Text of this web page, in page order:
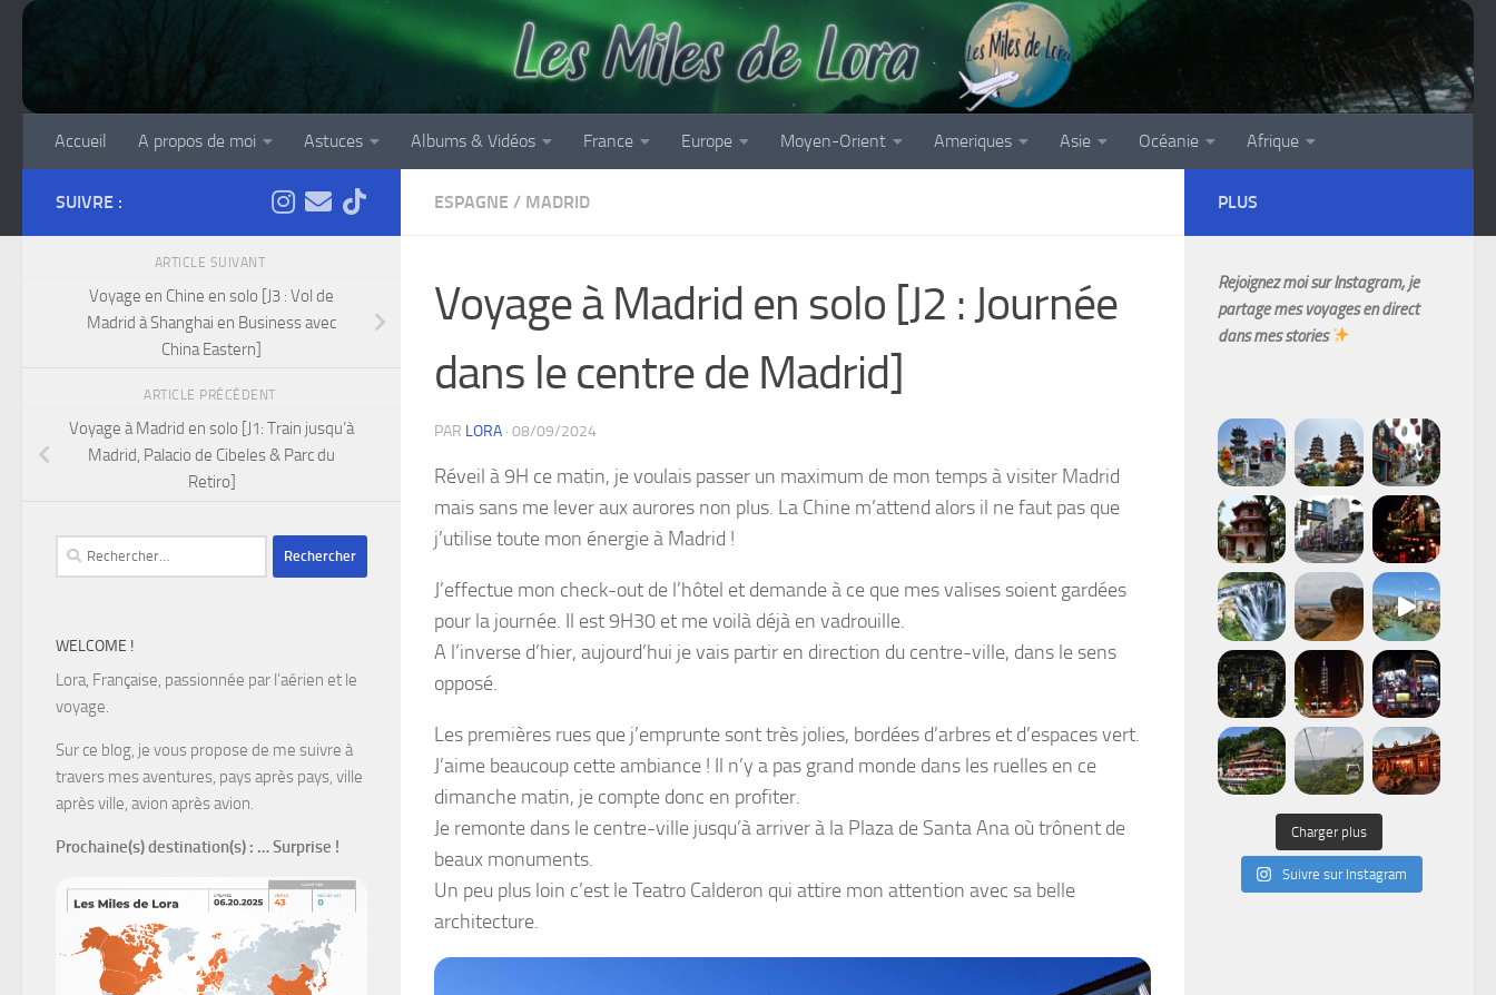
Accueil A propos de moi Astuces Albums & Vidéos France Europe Moyen-Orient Ameriques Asie Océanie Afrique
ESPAGNE / MADRID
Voyage à Madrid en solo [J2 : Journée
dans le centre de Madrid]
PAR LORA · 08/09/2024
Réveil à 9H ce matin, je voulais passer un maximum de mon temps à visiter Madrid
mais sans me lever aux aurores non plus. La Chine m’attend alors il ne faut pas que
j’utilise toute mon énergie à Madrid !
J’effectue mon check-out de l’hôtel et demande à ce que mes valises soient gardées
pour la journée. Il est 9H30 et me voilà déjà en vadrouille.
A l’inverse d’hier, aujourd’hui je vais partir en direction du centre-ville, dans le sens
opposé.
Les premières rues que j’emprunte sont très jolies, bordées d’arbres et d’espaces vert.
J’aime beaucoup cette ambiance ! Il n’y a pas grand monde dans les ruelles en ce
dimanche matin, je compte donc en profiter.
Je remonte dans le centre-ville jusqu’à arriver à la Plaza de Santa Ana où trônent de
beaux monuments.
Un peu plus loin c’est le Teatro Calderon qui attire mon attention avec sa belle
architecture.
SUIVRE :
ARTICLE SUIVANT
Voyage en Chine en solo [J3 : Vol de
Madrid à Shanghai en Business avec
China Eastern]
ARTICLE PRÉCÉDENT
Voyage à Madrid en solo [J1: Train jusqu’à
Madrid, Palacio de Cibeles & Parc du
Retiro]
Rechercher :
WELCOME !
Lora, Française, passionnée par l’aérien et le
voyage.
Sur ce blog, je vous propose de me suivre à
travers mes aventures, pays après pays, ville
après ville, avion après avion.
Prochaine(s) destination(s) : … Surprise !
PLUS
Rejoignez moi sur Instagram, je
partage mes voyages en direct
dans mes stories
Charger plus
Suivre sur Instagram